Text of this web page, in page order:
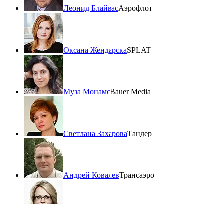
Леонид БлайвасАэрофлот
Оксана ЖендарскаSPLAT
Муза МонамсBauer Media
Светлана ЗахароваТандер
Андрей КовалевТрансаэро